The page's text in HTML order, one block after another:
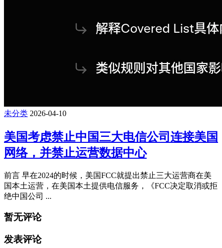
未分类 2026-04-10
美国考虑禁止中国三大电信公司连接美国
网络，并禁止运营数据中心
前言 早在2024的时候，美国FCC就提出禁止三大运营商在美
国本土运营，在美国本土提供电信服务，《FCC决定取消或拒
绝中国公司 ...
暂无评论
发表评论